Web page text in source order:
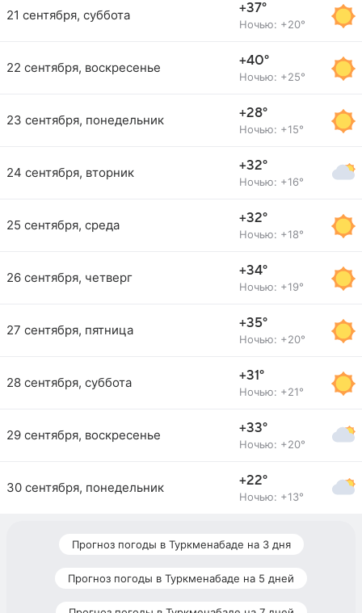
21 сентября, суббота +37°
Ночью: +20°
22 сентября, воскресенье +40°
Ночью: +25°
23 сентября, понедельник +28°
Ночью: +15°
24 сентября, вторник +32°
Ночью: +16°
25 сентября, среда +32°
Ночью: +18°
26 сентября, четверг +34°
Ночью: +19°
27 сентября, пятница +35°
Ночью: +20°
28 сентября, суббота +31°
Ночью: +21°
29 сентября, воскресенье +33°
Ночью: +20°
30 сентября, понедельник +22°
Ночью: +13°
Прогноз погоды в Туркменабаде на 3 дня
Прогноз погоды в Туркменабаде на 5 дней